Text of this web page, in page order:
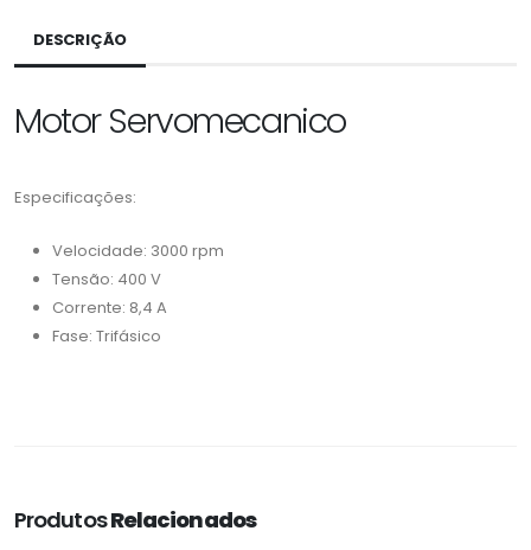
DESCRIÇÃO
Motor Servomecanico
Especificações:
Velocidade: 3000 rpm
Tensão: 400 V
Corrente: 8,4 A
Fase: Trifásico
ProdutosRelacionados